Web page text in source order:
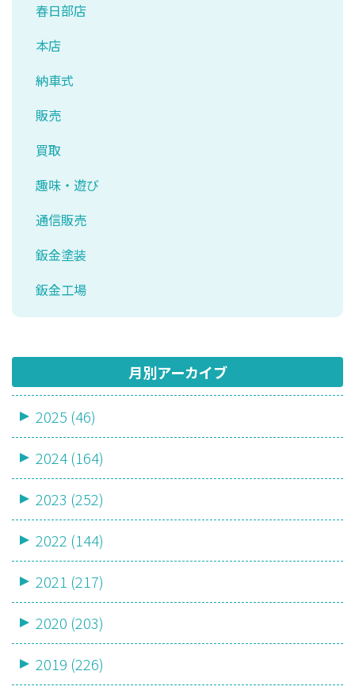
春日部店
本店
納車式
販売
買取
趣味・遊び
通信販売
鈑金塗装
鈑金工場
月別アーカイブ
2025 (46)
2024 (164)
2023 (252)
2022 (144)
2021 (217)
2020 (203)
2019 (226)